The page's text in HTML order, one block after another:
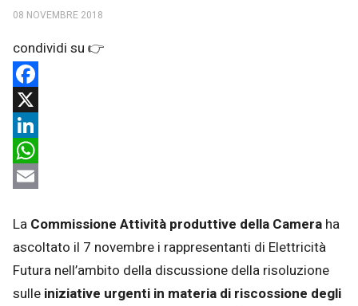
08 NOVEMBRE 2018
Facebook
X
LinkedIn
WhatsApp
La Commissione Attività produttive della Camera ha
ascoltato il 7 novembre i rappresentanti di Elettricità
Futura nell’ambito della discussione della risoluzione
sulle iniziative urgenti in materia di riscossione degli